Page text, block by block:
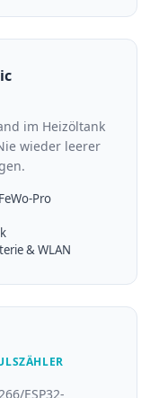
im Heizöltank
wieder leerer
Pro
& WLAN
ESP32-